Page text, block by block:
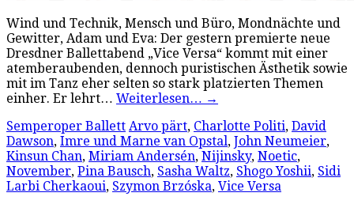
Wind und Technik, Mensch und Büro, Mondnächte und
Gewitter, Adam und Eva: Der gestern premierte neue
Dresdner Ballettabend „Vice Versa“ kommt mit einer
atemberaubenden, dennoch puristischen Ästhetik sowie
mit im Tanz eher selten so stark platzierten Themen
einher. Er lehrt… Weiterlesen… →
Semperoper Ballett Arvo pärt, Charlotte Politi, David
Dawson, Imre und Marne van Opstal, John Neumeier,
Kinsun Chan, Miriam Andersén, Nijinsky, Noetic,
November, Pina Bausch, Sasha Waltz, Shogo Yoshii, Sidi
Larbi Cherkaoui, Szymon Brzóska, Vice Versa